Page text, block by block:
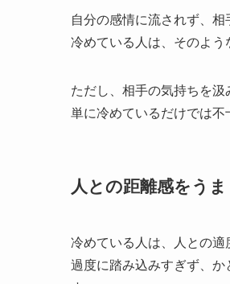
自分の感情に流されず、
冷めている人は、そのよう
ただし、相手の気持ちを汲
単に冷めているだけでは不
人との距離感をう
冷めている人は、人との適
過度に踏み込みすぎず、